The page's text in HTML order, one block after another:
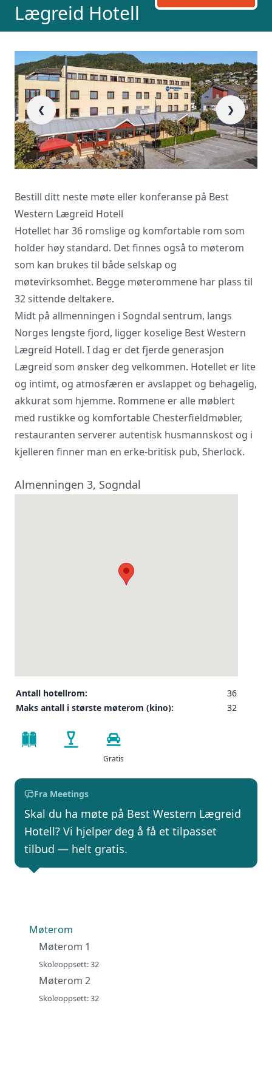
Lægreid Hotell
❮ ❯
Bestill ditt neste møte eller konferanse på Best
Western Lægreid Hotell
Hotellet har 36 romslige og komfortable rom som
holder høy standard. Det finnes også to møterom
som kan brukes til både selskap og
møtevirksomhet. Begge møterommene har plass til
32 sittende deltakere.
Midt på allmenningen i Sogndal sentrum, langs
Norges lengste fjord, ligger koselige Best Western
Lægreid Hotell. I dag er det fjerde generasjon
Lægreid som ønsker deg velkommen. Hotellet er lite
og intimt, og atmosfæren er avslappet og behagelig,
akkurat som hjemme. Rommene er alle møblert
med rustikke og komfortable Chesterfieldmøbler,
restauranten serverer autentisk husmannskost og i
kjelleren finner man en erke-britisk pub, Sherlock.
Almenningen 3, Sogndal
Antall hotellrom:
36
Maks antall i største møterom (kino):
32
Gratis
Fra Meetings
Skal du ha møte på Best Western Lægreid
Hotell? Vi hjelper deg å få et tilpasset
tilbud — helt gratis.
Møterom
Møterom 1
Skoleoppsett: 32
Møterom 2
Skoleoppsett: 32
Vi innhenter uforpliktende tilbud, gir
råd og forhandler priser og
betingelser, bestiller på ønsket sted,
gjennomgår kontrakt og følger opp
viktige frister. Tjenesten er kostnadsfri
for deg som kunde, og det er ingen
påslag i prisene.
LUKK VINDU